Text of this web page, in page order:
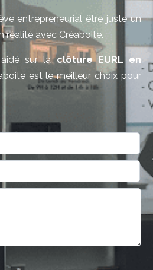
entrepreneurial être juste un
réalité avec Créaboite.
aidé sur laclôture EURL en
est le meilleur choix pour